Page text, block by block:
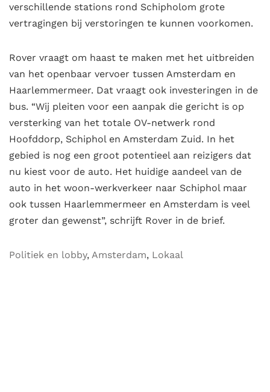
verschillende stations rond Schipholom grote
vertragingen bij verstoringen te kunnen voorkomen.
Rover vraagt om haast te maken met het uitbreiden
van het openbaar vervoer tussen Amsterdam en
Haarlemmermeer. Dat vraagt ook investeringen in de
bus. “Wij pleiten voor een aanpak die gericht is op
versterking van het totale OV-netwerk rond
Hoofddorp, Schiphol en Amsterdam Zuid. In het
gebied is nog een groot potentieel aan reizigers dat
nu kiest voor de auto. Het huidige aandeel van de
auto in het woon-werkverkeer naar Schiphol maar
ook tussen Haarlemmermeer en Amsterdam is veel
groter dan gewenst”, schrijft Rover in de brief.
Politiek en lobby, Amsterdam, Lokaal